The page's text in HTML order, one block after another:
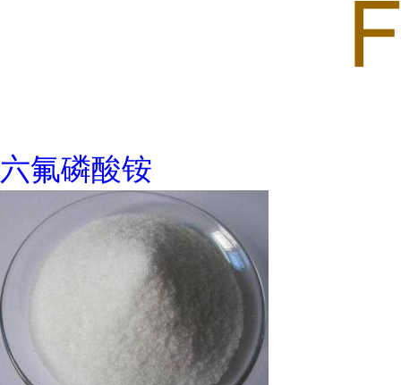
六氟磷酸铵